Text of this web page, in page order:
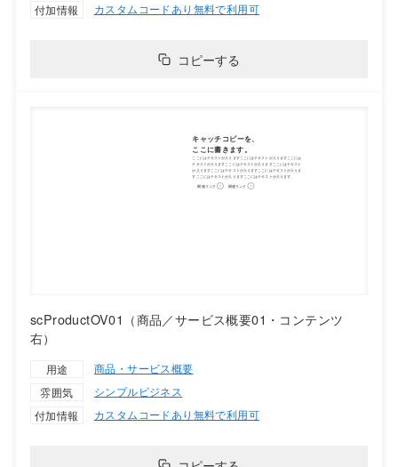
付加情報
カスタムコードあり 無料で利用可
コピーする
scProductOV01（商品／サービス概要01・コンテンツ
右）
用途
商品・サービス概要
雰囲気
シンプルビジネス
付加情報
カスタムコードあり 無料で利用可